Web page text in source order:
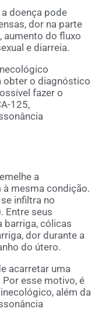
doença pode
dor na parte
aumento do fluxo
e diarreia.
obter o diagnóstico
fazer o
125,
a
mesma condição.
infiltra no
Entre seus
barriga, cólicas
dor durante a
do útero.
acarretar uma
esse motivo, é
além da